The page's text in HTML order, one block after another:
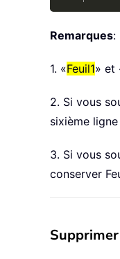
Remarques:
1. «Feuil1» et
2. Si vous
sixième
3. Si vous
conserver